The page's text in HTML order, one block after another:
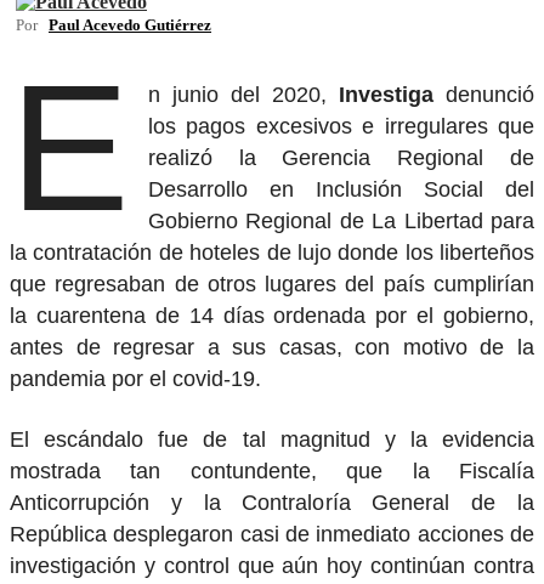
Por Paul Acevedo Gutiérrez
E n junio del 2020, Investigadenunció
los pagos excesivos e irregulares que
realizó la Gerencia Regional de
Desarrollo en Inclusión Social del
Gobierno Regional de La Libertad para
la contratación de hoteles de lujo donde los liberteños
que regresaban de otros lugares del país cumplirían
la cuarentena de 14 días ordenada por el gobierno,
antes de regresar a sus casas, con motivo de la
pandemia por el covid-19.
El escándalo fue de tal magnitud y la evidencia
mostrada tan contundente, que la Fiscalía
Anticorrupción y la Contraloría General de la
República desplegaron casi de inmediato acciones de
investigación y control que aún hoy continúan contra